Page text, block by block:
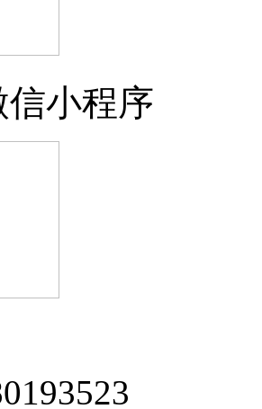
信小程序